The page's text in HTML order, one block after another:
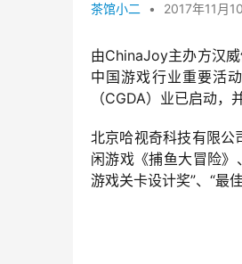
茶馆小二 • 2017年11月
由ChinaJoy主办方汉
中国游戏行业重要活
（CGDA）业已启动，
北京哈视奇科技有限公
闲游戏《捕鱼大冒险》
游戏关卡设计奖”、“最